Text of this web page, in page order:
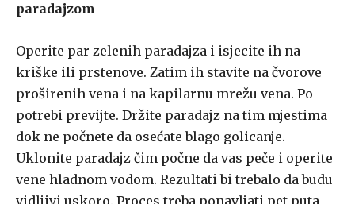
paradajzom
Operite par zelenih paradajza i isjecite ih na
kriške ili prstenove. Zatim ih stavite na čvorove
proširenih vena i na kapilarnu mrežu vena. Po
potrebi previjte. Držite paradajz na tim mjestima
dok ne počnete da osećate blago golicanje.
Uklonite paradajz čim počne da vas peče i operite
vene hladnom vodom. Rezultati bi trebalo da budu